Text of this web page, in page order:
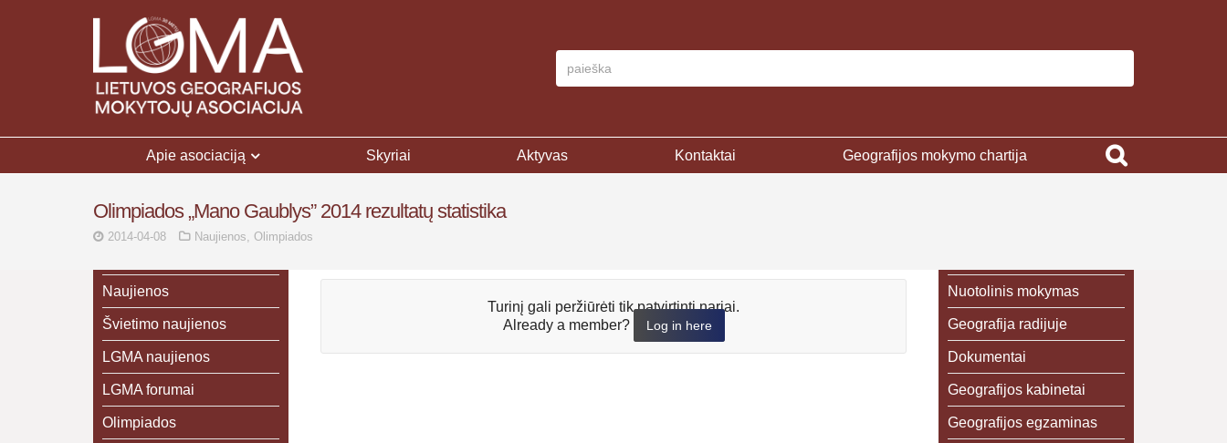
Apie asociaciją Skyriai Aktyvas Kontaktai Geografijos mokymo chartija
Olimpiados „Mano Gaublys” 2014 rezultatų statistika
2014-04-08 Naujienos, Olimpiados
Turinį gali peržiūrėti tik patvirtinti nariai.
Already a member?
Log in here
Naujienos
Švietimo naujienos
LGMA naujienos
LGMA forumai
Olimpiados
Nuotolinis mokymas
Geografija radijuje
Dokumentai
Geografijos kabinetai
Geografijos egzaminas